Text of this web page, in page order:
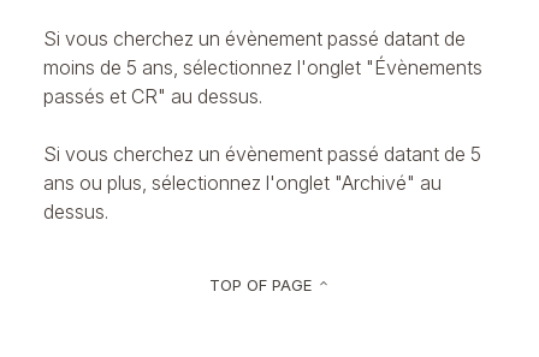
Si vous cherchez un évènement passé datant de
moins de 5 ans, sélectionnez l'onglet "Évènements
passés et CR" au dessus.
Si vous cherchez un évènement passé datant de 5
ans ou plus, sélectionnez l'onglet "Archivé" au
dessus.
TOP OF PAGE keyboard_arrow_up